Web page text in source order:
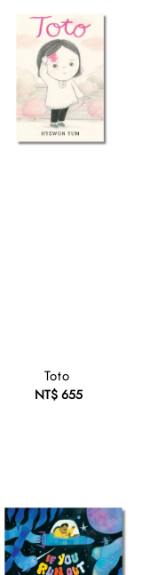
Toto
Regular
NT$ 655